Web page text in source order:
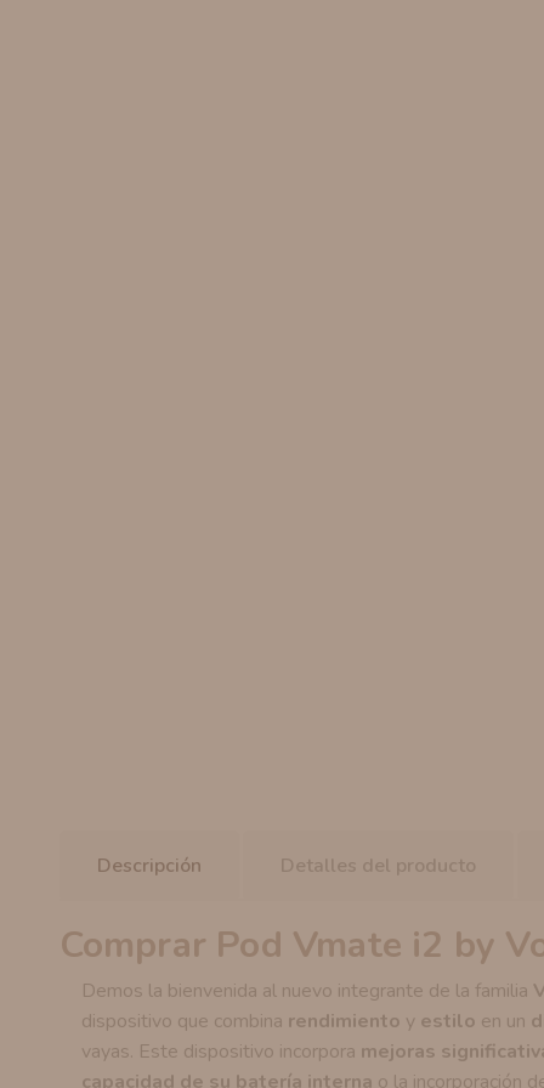
Descripción Detalles del producto
Comprar Pod Vmate i2 by
Demos la bienvenida al nuevo integrante de la familia
dispositivo que combina rendimiento y estilo en un
vayas. Este dispositivo incorpora mejoras
capacidad de su batería interna o la incorporación